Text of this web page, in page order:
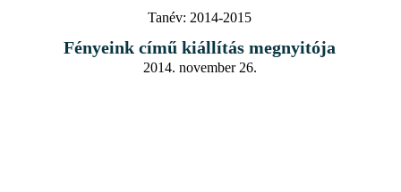
Tanév: 2014-2015
Fényeink című kiállítás megnyitója
2014. november 26.